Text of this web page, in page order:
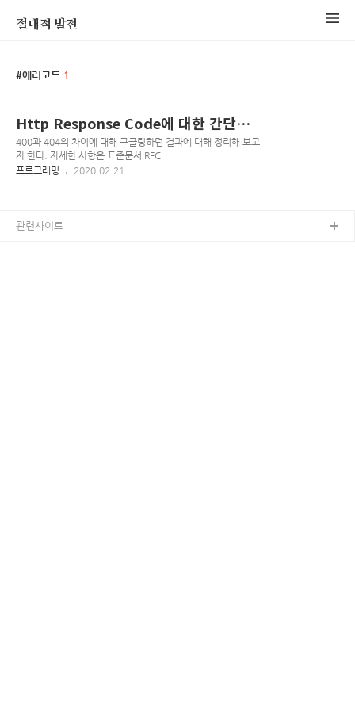
절대적 발전
에러코드 1
Http Response Code에 대한 간단한
정리
400과 404의 차이에 대해 구글링하던 결과에 대해 정리해 보고
자 한다. 자세한 사항은 표준문서 RFC
2616(https://tools.ietf.org/html/rfc2616#section-10.4)을
7233, 7234, 7235 DRAFT STANDARD Updated by:
프로그래밍 2020.02.21
관련사이트